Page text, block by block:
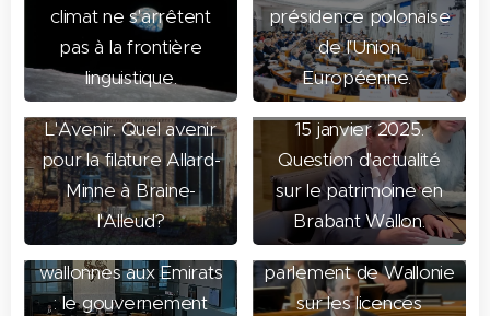
climat ne s'arrêtent
pas à la frontière
linguistique.
présidence polonaise
de l'Union
Européenne.
17 janvier 2025.
L'Avenir. Quel avenir
pour la filature Allard-
Minne à Braine-
l'Alleud?
15 janvier 2025.
Question d'actualité
sur le patrimoine en
Brabant Wallon.
15 janvier 2025. La
Libre. Armes
wallonnes aux Emirats
: le gouvernement
15 janvier 2025.
Question d'actualité au
parlement de Wallonie
sur les licences